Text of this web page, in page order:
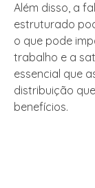
Além disso, a
estruturado
o que pode
trabalho e a
essencial que
distribuição
benefícios.